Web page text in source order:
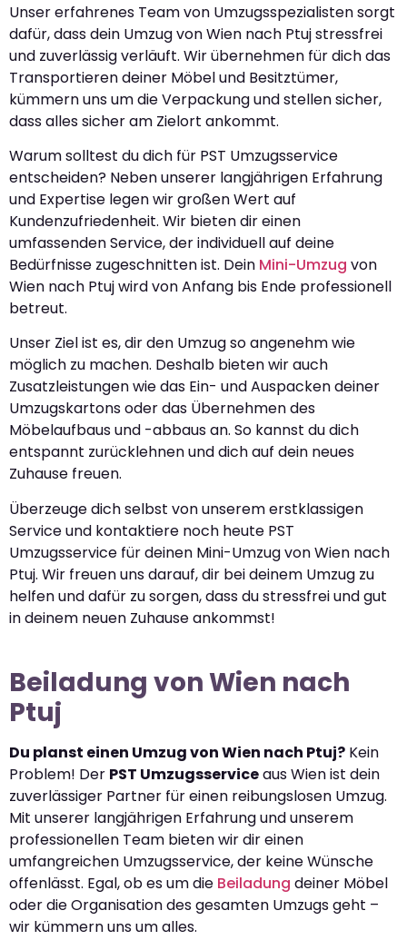
Unser erfahrenes Team von Umzugsspezialisten sorgt
dafür, dass dein Umzug von Wien nach Ptuj stressfrei
und zuverlässig verläuft. Wir übernehmen für dich das
Transportieren deiner Möbel und Besitztümer,
kümmern uns um die Verpackung und stellen sicher,
dass alles sicher am Zielort ankommt.
Warum solltest du dich für PST Umzugsservice
entscheiden? Neben unserer langjährigen Erfahrung
und Expertise legen wir großen Wert auf
Kundenzufriedenheit. Wir bieten dir einen
umfassenden Service, der individuell auf deine
Bedürfnisse zugeschnitten ist. Dein Mini-Umzug von
Wien nach Ptuj wird von Anfang bis Ende professionell
betreut.
Unser Ziel ist es, dir den Umzug so angenehm wie
möglich zu machen. Deshalb bieten wir auch
Zusatzleistungen wie das Ein- und Auspacken deiner
Umzugskartons oder das Übernehmen des
Möbelaufbaus und -abbaus an. So kannst du dich
entspannt zurücklehnen und dich auf dein neues
Zuhause freuen.
Überzeuge dich selbst von unserem erstklassigen
Service und kontaktiere noch heute PST
Umzugsservice für deinen Mini-Umzug von Wien nach
Ptuj. Wir freuen uns darauf, dir bei deinem Umzug zu
helfen und dafür zu sorgen, dass du stressfrei und gut
in deinem neuen Zuhause ankommst!
Beiladung von Wien nach
Ptuj
Du planst einen Umzug von Wien nach Ptuj? Kein
Problem! Der PST Umzugsserviceaus Wien ist dein
zuverlässiger Partner für einen reibungslosen Umzug.
Mit unserer langjährigen Erfahrung und unserem
professionellen Team bieten wir dir einen
umfangreichen Umzugsservice, der keine Wünsche
offenlässt. Egal, ob es um die Beiladung deiner Möbel
oder die Organisation des gesamten Umzugs geht –
wir kümmern uns um alles.